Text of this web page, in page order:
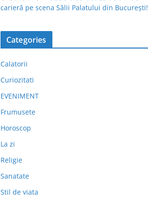
carieră pe scena Sălii Palatului din București!
Categories
Calatorii
Curiozitati
EVENIMENT
Frumusete
Horoscop
La zi
Religie
Sanatate
Stil de viata